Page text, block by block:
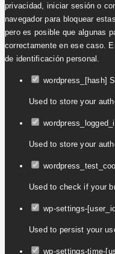
privacidad, iniciar sesión o
navegador para bloquear
pero es posible que algunas
correctamente en ese caso.
de identificación personal.
wordpress_[hash]
Used to store your
Used to store your
Used to check if your
wp-settings-
Used to persist your
wp-settings-time-